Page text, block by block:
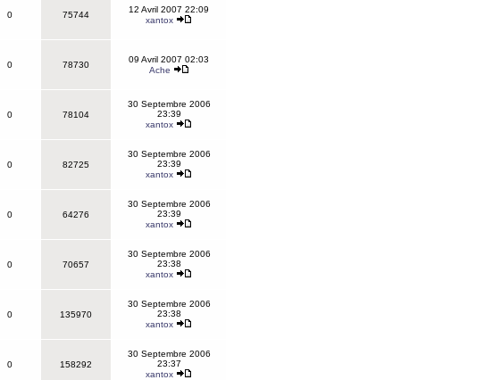
0 75744
12 Avril 2007 22:09
xantox
0 78730
09 Avril 2007 02:03
Ache
0 78104
30 Septembre 2006
23:39
xantox
0 82725
30 Septembre 2006
23:39
xantox
0 64276
30 Septembre 2006
23:39
xantox
0 70657
30 Septembre 2006
23:38
xantox
0 135970
30 Septembre 2006
23:38
xantox
0 158292
30 Septembre 2006
23:37
xantox